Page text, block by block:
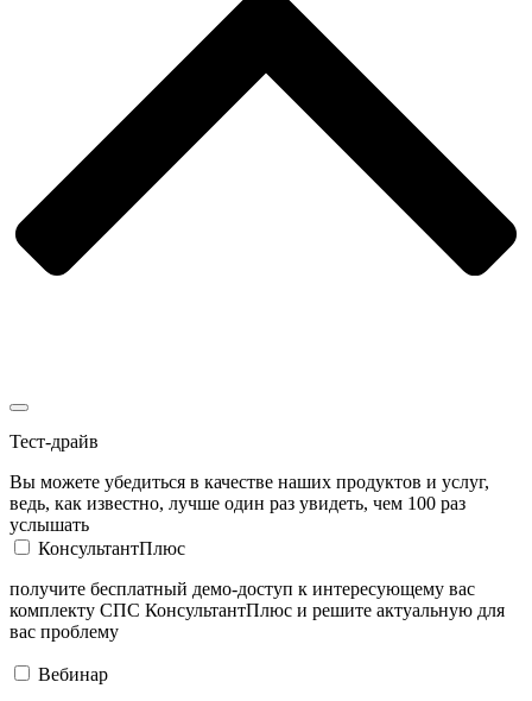
Тест-драйв
Вы можете убедиться в качестве наших продуктов и услуг,
ведь, как известно, лучше один раз увидеть, чем 100 раз
услышать
КонсультантПлюс
получите бесплатный демо-доступ к интересующему вас
комплекту СПС КонсультантПлюс и решите актуальную для
вас проблему
Вебинар